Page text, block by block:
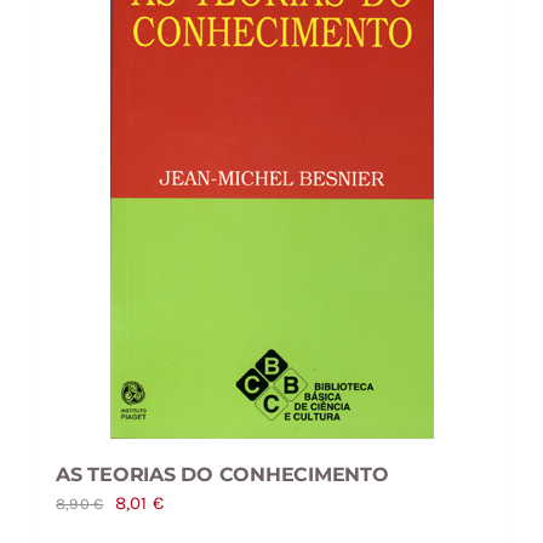
AS TEORIAS DO CONHECIMENTO
8,90€
O
8,01 €O